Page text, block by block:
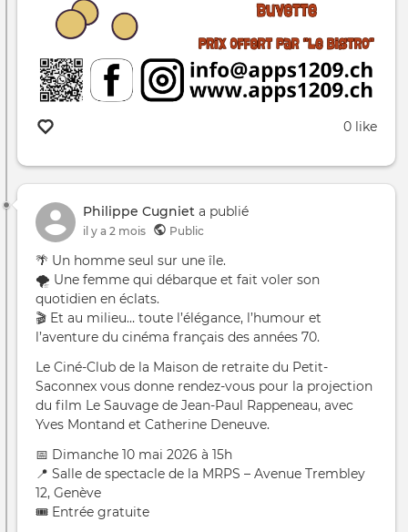
0 like
Philippe Cugniet a publié
il y a 2 mois Public
🌴 Un homme seul sur une île.
🌪️ Une femme qui débarque et fait voler son
quotidien en éclats.
🎬 Et au milieu… toute l’élégance, l’humour et
l’aventure du cinéma français des années 70.
Le Ciné-Club de la Maison de retraite du Petit-
Saconnex vous donne rendez-vous pour la projection
du film Le Sauvage de Jean-Paul Rappeneau, avec
Yves Montand et Catherine Deneuve.
📅 Dimanche 10 mai 2026 à 15h
📍 Salle de spectacle de la MRPS – Avenue Trembley
12, Genève
🎟️ Entrée gratuite